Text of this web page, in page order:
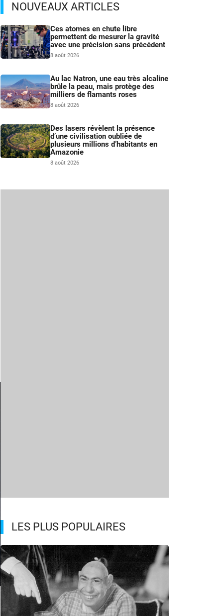
NOUVEAUX ARTICLES
Ces atomes en chute libre
permettent de mesurer la gravité
avec une précision sans précédent
8 août 2026
Au lac Natron, une eau très alcaline
brûle la peau, mais protège des
milliers de flamants roses
8 août 2026
Des lasers révèlent la présence
d’une civilisation oubliée de
plusieurs millions d’habitants en
Amazonie
8 août 2026
LES PLUS POPULAIRES